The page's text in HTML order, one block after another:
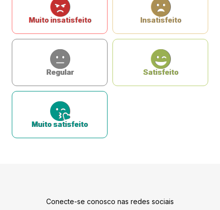
Muito insatisfeito Insatisfeito
Regular Satisfeito
Muito satisfeito
Conecte-se conosco nas redes sociais